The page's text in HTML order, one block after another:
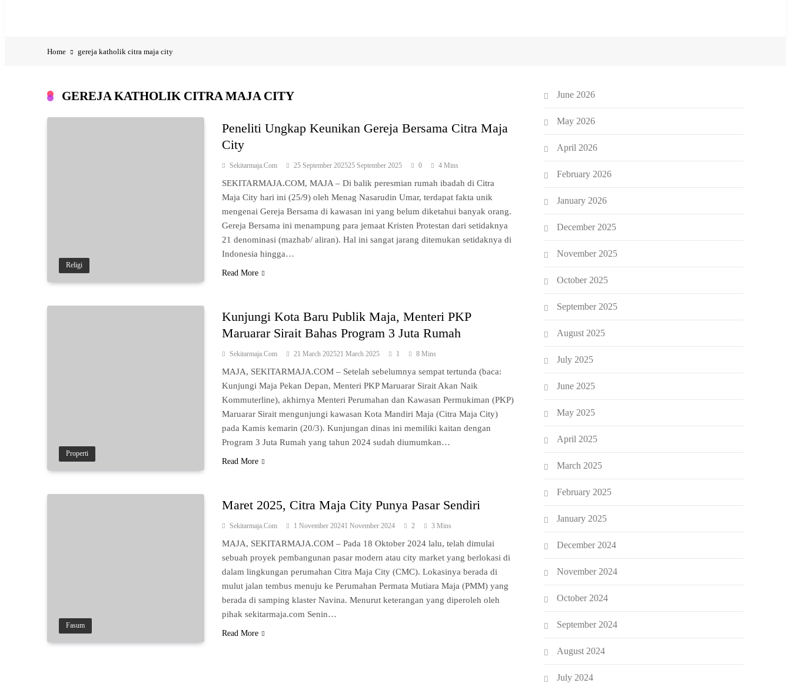
Home gereja katholik citra maja city
GEREJA KATHOLIK CITRA MAJA CITY
Religi
Peneliti Ungkap Keunikan Gereja Bersama Citra Maja
City
Sekitarmaja.com 25 September 202525 September 2025 0 4 Mins
SEKITARMAJA.COM, MAJA – Di balik peresmian rumah ibadah di Citra
Maja City hari ini (25/9) oleh Menag Nasarudin Umar, terdapat fakta unik
mengenai Gereja Bersama di kawasan ini yang belum diketahui banyak orang.
Gereja Bersama ini menampung para jemaat Kristen Protestan dari setidaknya
21 denominasi (mazhab/ aliran). Hal ini sangat jarang ditemukan setidaknya di
Indonesia hingga…
Read More
Properti
Kunjungi Kota Baru Publik Maja, Menteri PKP
Maruarar Sirait Bahas Program 3 Juta Rumah
Sekitarmaja.com 21 March 202521 March 2025 1 8 Mins
MAJA, SEKITARMAJA.COM – Setelah sebelumnya sempat tertunda (baca:
Kunjungi Maja Pekan Depan, Menteri PKP Maruarar Sirait Akan Naik
Kommuterline), akhirnya Menteri Perumahan dan Kawasan Permukiman (PKP)
Maruarar Sirait mengunjungi kawasan Kota Mandiri Maja (Citra Maja City)
pada Kamis kemarin (20/3). Kunjungan dinas ini memiliki kaitan dengan
Program 3 Juta Rumah yang tahun 2024 sudah diumumkan…
Read More
Fasum
Maret 2025, Citra Maja City Punya Pasar Sendiri
Sekitarmaja.com 1 November 20241 November 2024 2 3 Mins
MAJA, SEKITARMAJA.COM – Pada 18 Oktober 2024 lalu, telah dimulai
sebuah proyek pembangunan pasar modern atau city market yang berlokasi di
dalam lingkungan perumahan Citra Maja City (CMC). Lokasinya berada di
mulut jalan tembus menuju ke Perumahan Permata Mutiara Maja (PMM) yang
berada di samping klaster Navina. Menurut keterangan yang diperoleh oleh
pihak sekitarmaja.com Senin…
Read More
June 2026
May 2026
April 2026
February 2026
January 2026
December 2025
November 2025
October 2025
September 2025
August 2025
July 2025
June 2025
May 2025
April 2025
March 2025
February 2025
January 2025
December 2024
November 2024
October 2024
September 2024
August 2024
July 2024